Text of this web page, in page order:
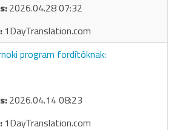
2026.04.28 07:32
1DayTranslation.com
program fordítóknak:
2026.04.14 08:23
1DayTranslation.com